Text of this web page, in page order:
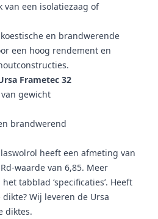
een isolatiezaag of
en brandwerende
een hoog rendement en
Frametec 32
gewicht
brandwerend
heeft een afmeting van
waarde van 6,85. Meer
tabblad ‘specificaties’. Heeft
Wij leveren de Ursa
diktes.